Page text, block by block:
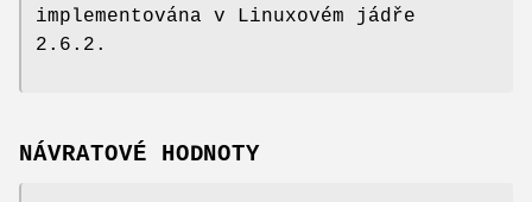
implementována v Linuxovém jádře
2.6.2.
NÁVRATOVÉ HODNOTY